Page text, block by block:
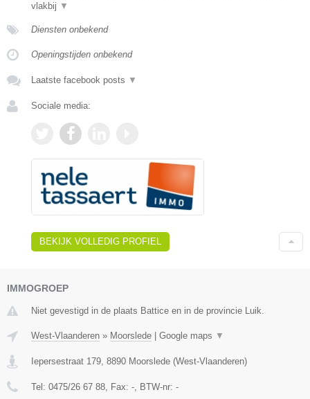
vlakbij ▼
Diensten onbekend
Openingstijden onbekend
Laatste facebook posts ▼
Sociale media:
BEKIJK VOLLEDIG PROFIEL
IMMOGROEP
Niet gevestigd in de plaats Battice en in de provincie Luik.
West-Vlaanderen » Moorslede Google maps ▼
Iepersestraat 179, 8890 Moorslede (West-Vlaanderen)
Tel: 0475/26 67 88, Fax: -, BTW-nr: -